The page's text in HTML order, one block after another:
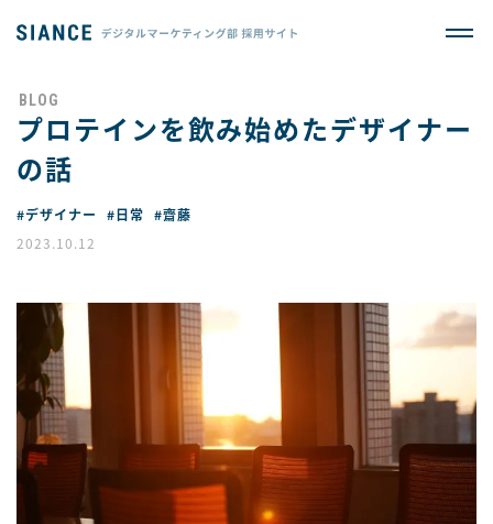
プロテインを飲み始めたデザイナー
の話
#デザイナー #日常 #齋藤
2023.10.12